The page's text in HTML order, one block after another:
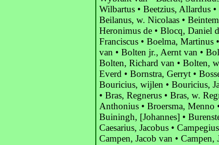
Wilbartus • Beetzius, Allardus
Beilanus, w. Nicolaas •
Heronimus de • Blocq, Daniel
Franciscus • Boelma,
van • Bolten jr., Aernt van •
Bolten, Richard van • Bolten,
Everd • Bornstra, Gerryt •
Bouricius, wijlen • Bouricius,
• Bras, Regnerus • Bras, w.
Anthonius • Broersma, Menno
Buiningh, [Johannes] •
Caesarius, Jacobus •
Campen, Jacob van • Campen,